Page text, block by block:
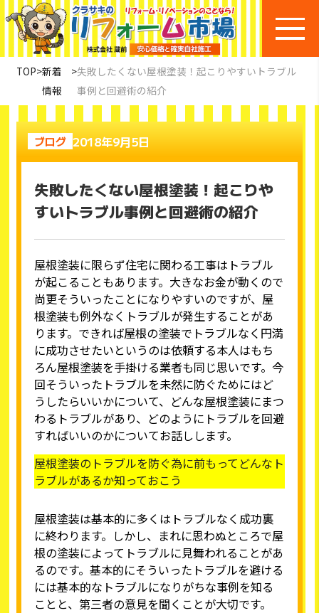
TOP>新着
情報
>失敗したくない屋根塗装！起こりやすいトラブル
事例と回避術の紹介
ブログ 2018年9月5日
失敗したくない屋根塗装！起こりや
すいトラブル事例と回避術の紹介
屋根塗装に限らず住宅に関わる工事はトラブル
が起こることもあります。大きなお金が動くので
尚更そういったことになりやすいのですが、屋
根塗装も例外なくトラブルが発生することがあ
ります。できれば屋根の塗装でトラブルなく円満
に成功させたいというのは依頼する本人はもち
ろん屋根塗装を手掛ける業者も同じ思いです。今
回そういったトラブルを未然に防ぐためにはど
うしたらいいかについて、どんな屋根塗装にまつ
わるトラブルがあり、どのようにトラブルを回避
すればいいのかについてお話しします。
屋根塗装のトラブルを防ぐ為に前もってどんなト
ラブルがあるか知っておこう
屋根塗装は基本的に多くはトラブルなく成功裏
に終わります。しかし、まれに思わぬところで屋
根の塗装によってトラブルに見舞われることがあ
るのです。基本的にそういったトラブルを避ける
には基本的なトラブルになりがちな事例を知る
ことと、第三者の意見を聞くことが大切です。